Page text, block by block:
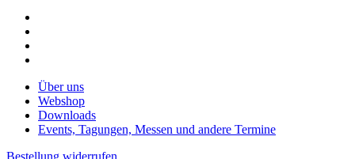
Über uns
Webshop
Downloads
Events, Tagungen, Messen und andere Termine